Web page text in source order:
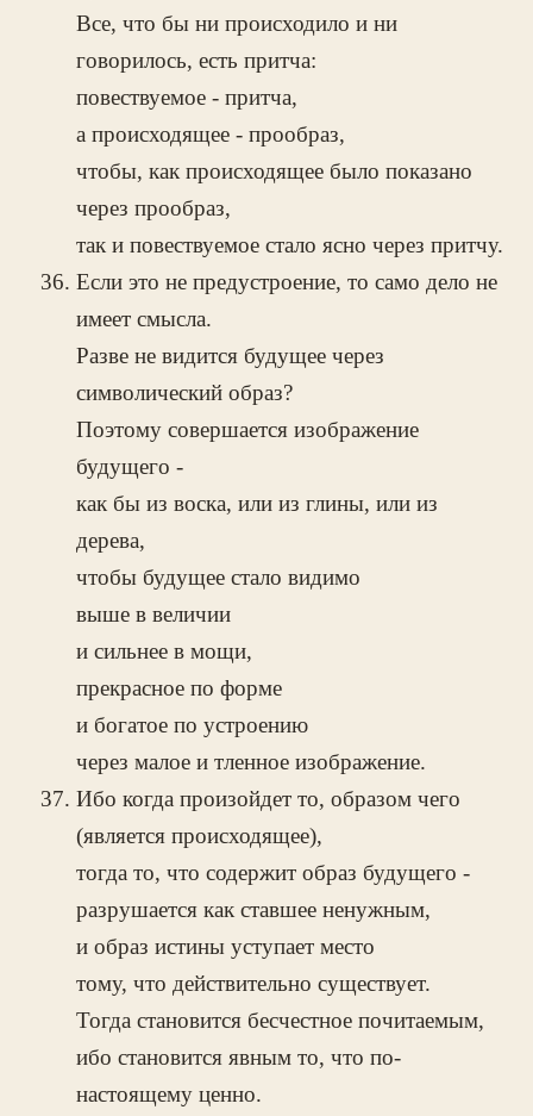
Все, что бы ни происходило и ни
говорилось, есть притча:
повествуемое - притча,
а происходящее - прообраз,
чтобы, как происходящее было показано
через прообраз,
так и повествуемое стало ясно через притчу.
Если это не предустроение, то само дело не
имеет смысла.
Разве не видится будущее через
символический образ?
Поэтому совершается изображение
будущего -
как бы из воска, или из глины, или из
дерева,
чтобы будущее стало видимо
выше в величии
и сильнее в мощи,
прекрасное по форме
и богатое по устроению
через малое и тленное изображение.
Ибо когда произойдет то, образом чего
(является происходящее),
тогда то, что содержит образ будущего -
разрушается как ставшее ненужным,
и образ истины уступает место
тому, что действительно существует.
Тогда становится бесчестное почитаемым,
ибо становится явным то, что по-
настоящему ценно.